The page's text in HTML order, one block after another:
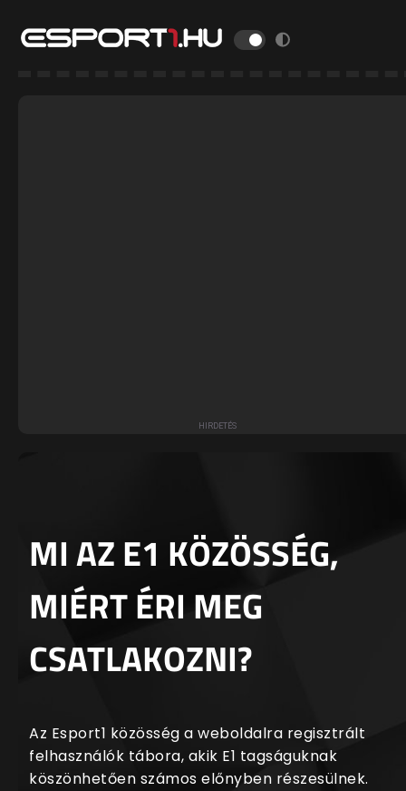
MI AZ E1 KÖZÖSSÉG,
MIÉRT ÉRI MEG
CSATLAKOZNI?
Az Esport1 közösség a weboldalra regisztrált
felhasználók tábora, akik E1 tagságuknak
köszönhetően számos előnyben részesülnek.